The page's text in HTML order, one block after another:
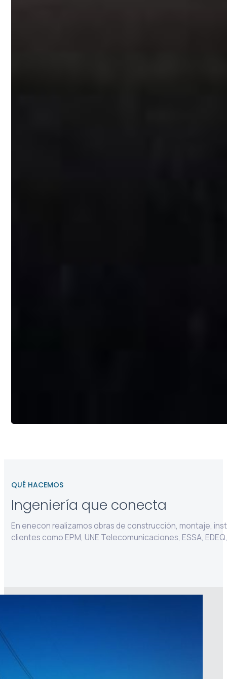
QUÉ HACEMOS
Ingeniería que conecta
En enecon realizamos obras de construcción, montaje,
clientes como EPM, UNE Telecomunicaciones, ESSA,